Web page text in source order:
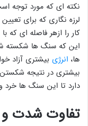
نکته ای که مورد توجه
لرزه نگاری که برای
کار را ازهر فاصله ای که
این که سنگ ها شکسته
ها، انرژی بیشتری آزاد
بیشتری در نتیجه شکستن
دارد تا این سنگ ها
تفاوت شدت و